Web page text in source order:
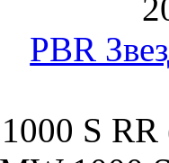
PBR
S RR